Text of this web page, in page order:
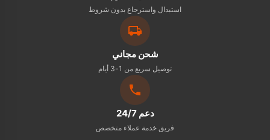
استبدال واسترجاع بدون شروط
شحن مجاني
توصيل سريع من 1-3 أيام
دعم 24/7
فريق خدمة عملاء متخصص